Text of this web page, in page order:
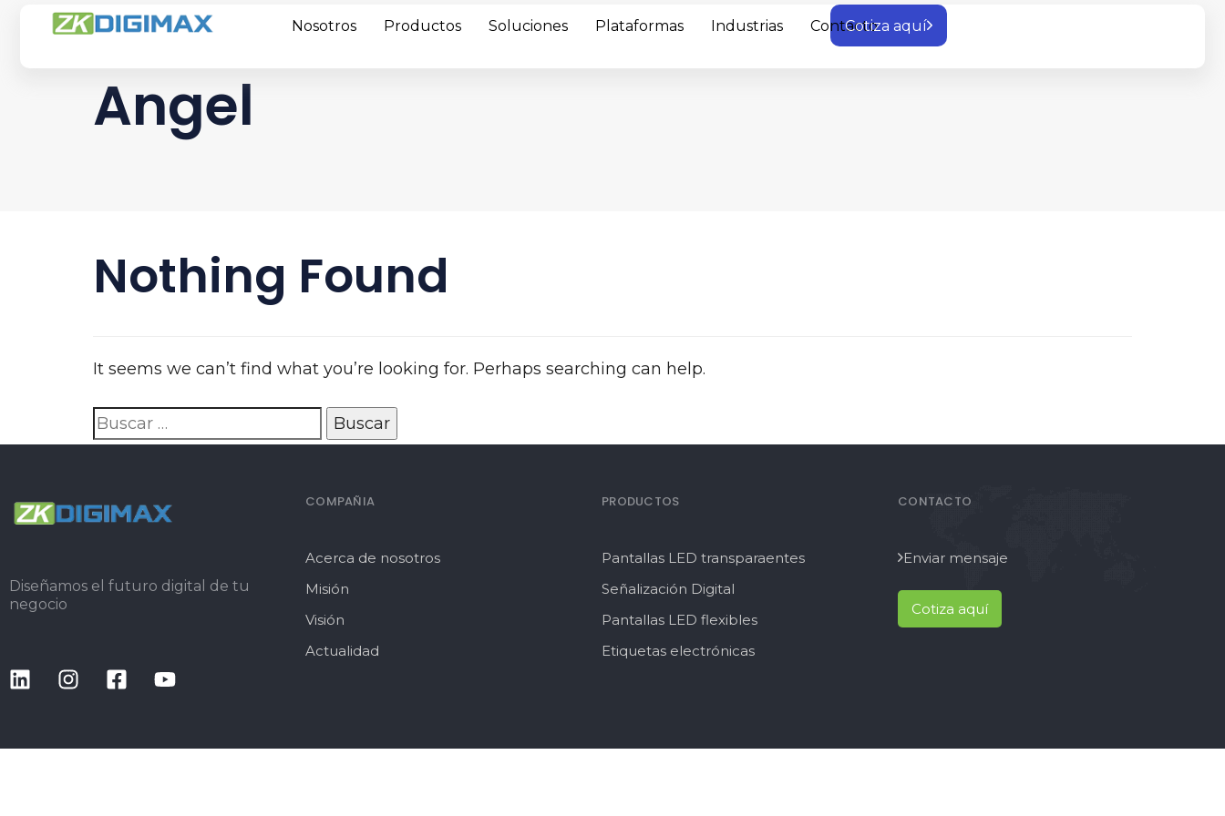
Nosotros Productos Soluciones Plataformas Industrias ContactoCotiza aquí
Angel
Nothing Found
It seems we can’t find what you’re looking for. Perhaps searching can help.
Diseñamos el futuro digital de tu
negocio
COMPAÑIA
Acerca de nosotros
Misión
Visión
Actualidad
PRODUCTOS
Pantallas LED transparaentes
Señalización Digital
Pantallas LED flexibles
Etiquetas electrónicas
CONTACTO
Enviar mensaje
Cotiza aquí